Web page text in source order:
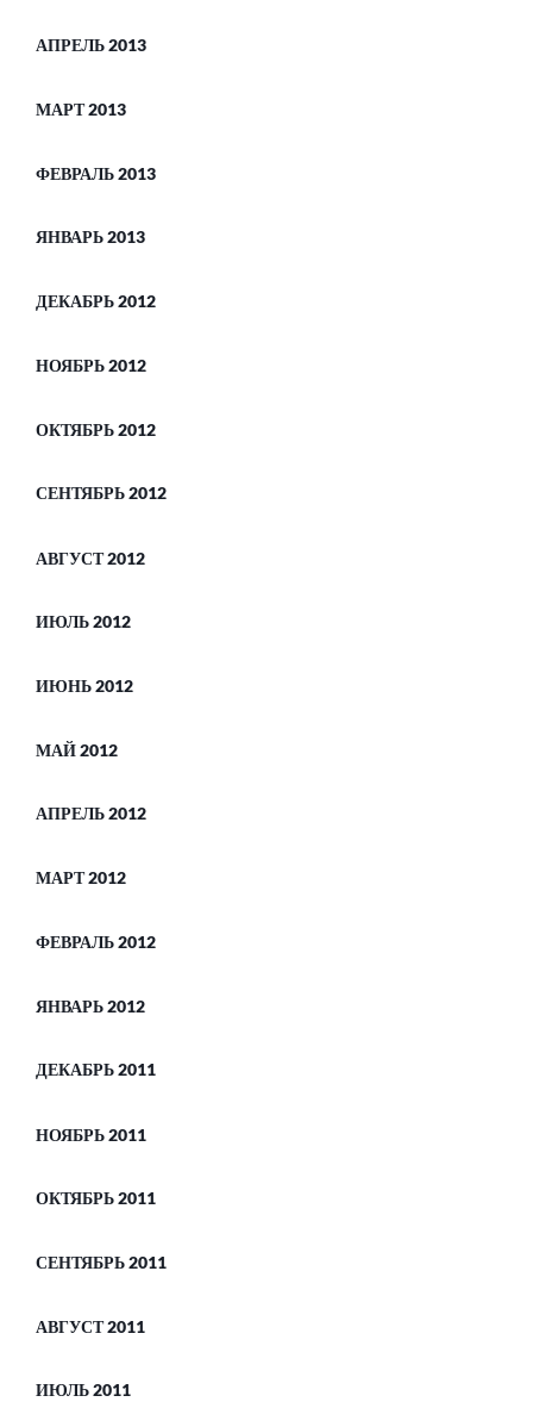
АПРЕЛЬ 2013
МАРТ 2013
ФЕВРАЛЬ 2013
ЯНВАРЬ 2013
ДЕКАБРЬ 2012
НОЯБРЬ 2012
ОКТЯБРЬ 2012
СЕНТЯБРЬ 2012
АВГУСТ 2012
ИЮЛЬ 2012
ИЮНЬ 2012
МАЙ 2012
АПРЕЛЬ 2012
МАРТ 2012
ФЕВРАЛЬ 2012
ЯНВАРЬ 2012
ДЕКАБРЬ 2011
НОЯБРЬ 2011
ОКТЯБРЬ 2011
СЕНТЯБРЬ 2011
АВГУСТ 2011
ИЮЛЬ 2011